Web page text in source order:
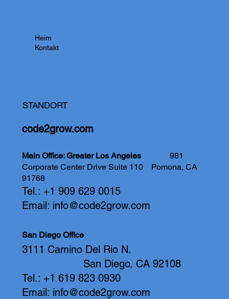
Heim
Kontakt
STANDORT
code2grow.com
Main Office: Greater Los Angeles 981
Corporate Center Drive Suite 110 Pomona, CA
91768
Tel.: +1 909 629 0015
Email: info@code2grow.com
San Diego Office
3111 Camino Del Rio N.
San Diego, CA 92108
Tel.: +1 619 823 0930
Email: info@code2grow.com